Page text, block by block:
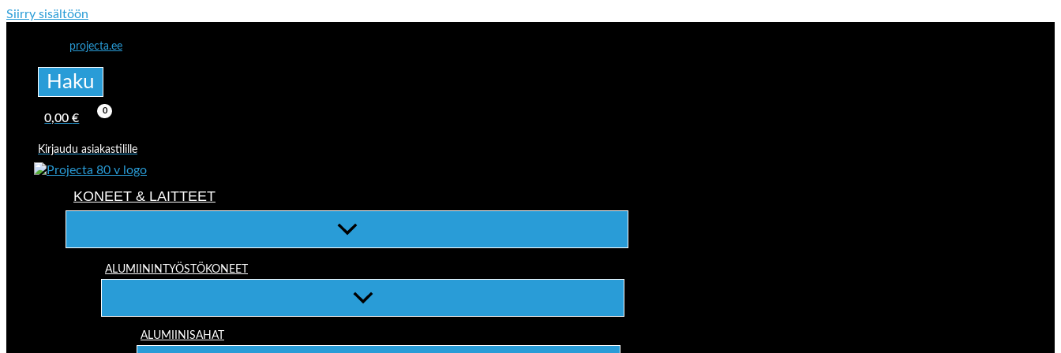
Siirry sisältöön
projecta.ee
Haku
0,00€
Kirjaudu asiakastilille
KONEET & LAITTEET
ALUMIININTYÖSTÖKONEET
ALUMIINISAHAT